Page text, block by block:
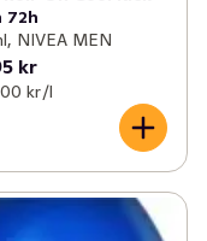
72h
NIVEA MEN
kr
kr /l